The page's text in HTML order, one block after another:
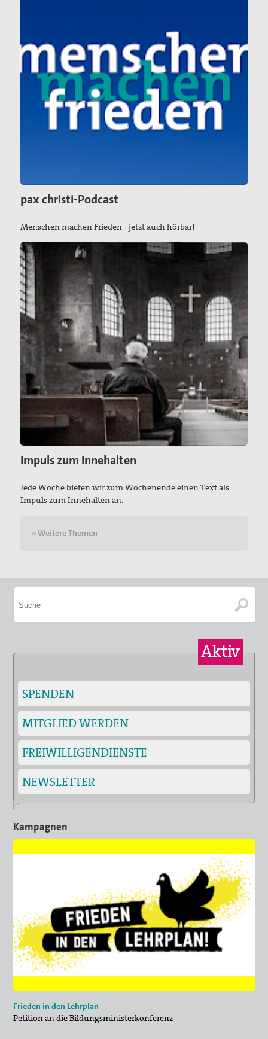
pax christi-Podcast
Menschen machen Frieden - jetzt auch hörbar!
Impuls zum Innehalten
Jede Woche bieten wir zum Wochenende einen Text als
Impuls zum Innehalten an.
» Weitere Themen
Aktiv
SPENDEN
MITGLIED WERDEN
FREIWILLIGENDIENSTE
NEWSLETTER
Kampagnen
Frieden in den Lehrplan
Petition an die Bildungsministerkonferenz